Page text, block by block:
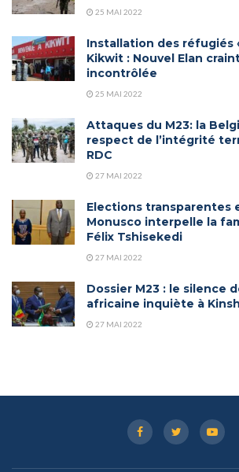
25 MAI 2022
Installation des réfugiés
Kikwit : Nouvel Elan
incontrôlée
25 MAI 2022
Attaques du M23: la
respect de l’intégrité
RDC
27 MAI 2022
Elections transparentes
Monusco interpelle la
Félix Tshisekedi
27 MAI 2022
Dossier M23 : le silence
africaine inquiète à
27 MAI 2022